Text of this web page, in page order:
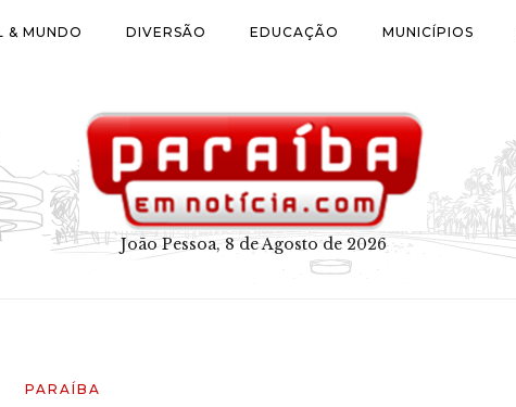
& MUNDO DIVERSÃO EDUCAÇÃO MUNICÍPIOS
João Pessoa, 8 de Agosto de 2026
PARAÍBA